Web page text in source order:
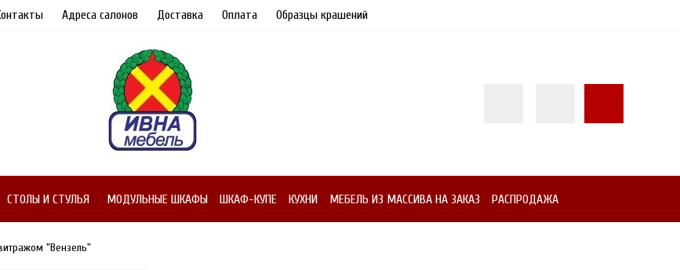
Адреса салонов Доставка Оплата Образцы крашений
СТОЛЫ И СТУЛЬЯ МОДУЛЬНЫЕ ШКАФЫ ШКАФ-КУПЕ КУХНИ МЕБЕЛЬ ИЗ МАССИВА НА ЗАКАЗ РАСПРОДАЖА
"Вензель"